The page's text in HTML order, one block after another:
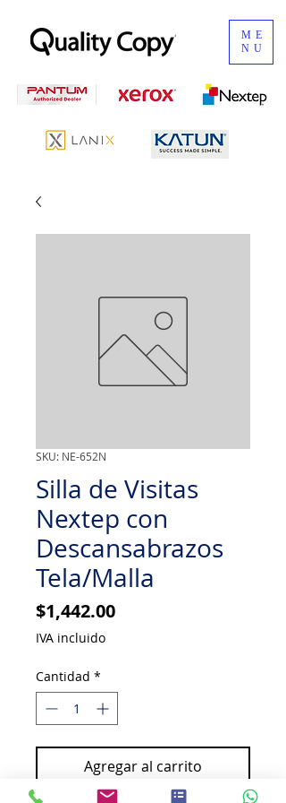
ME
NU
SKU: NE-652N
Silla de Visitas
Nextep con
Descansabrazos
Tela/Malla
$1,442.00Precio
IVA incluido
Cantidad *
Agregar al carrito